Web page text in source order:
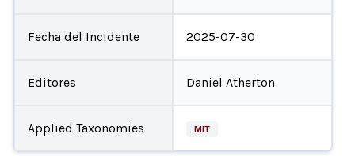
Fecha del Incidente 2025-07-30
Editores Daniel Atherton
Applied Taxonomies MIT